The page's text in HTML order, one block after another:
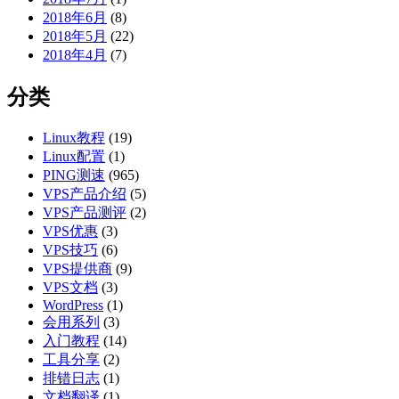
2018年6月 (8)
2018年5月 (22)
2018年4月 (7)
分类
Linux教程 (19)
Linux配置 (1)
PING测速 (965)
VPS产品介绍 (5)
VPS产品测评 (2)
VPS优惠 (3)
VPS技巧 (6)
VPS提供商 (9)
VPS文档 (3)
WordPress (1)
会用系列 (3)
入门教程 (14)
工具分享 (2)
排错日志 (1)